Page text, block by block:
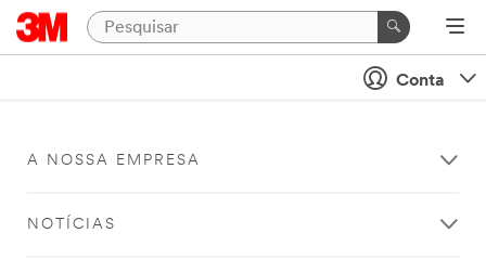
Conta
A NOSSA EMPRESA
NOTÍCIAS